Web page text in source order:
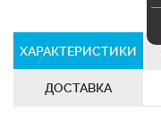
ХАРАКТЕРИСТИКИ
ДОСТАВКА